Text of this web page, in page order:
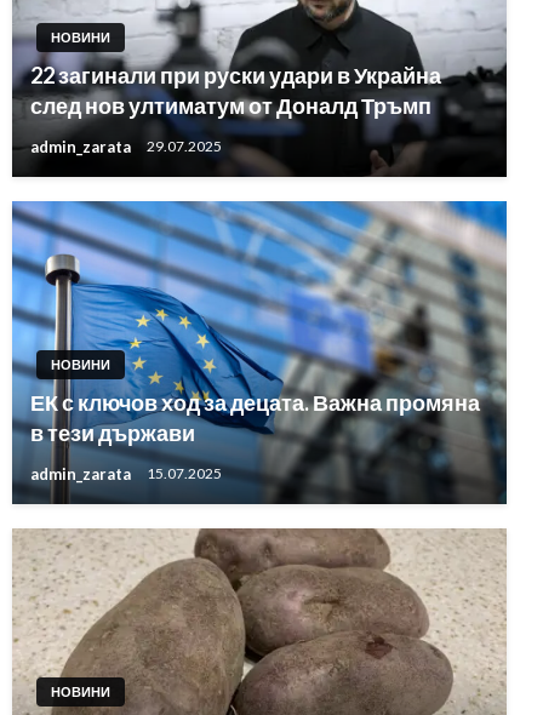
НОВИНИ
22 загинали при руски удари в Украйна
след нов ултиматум от Доналд Тръмп
admin_zarata 29.07.2025
НОВИНИ
ЕК с ключов ход за децата. Важна промяна
в тези държави
admin_zarata 15.07.2025
НОВИНИ